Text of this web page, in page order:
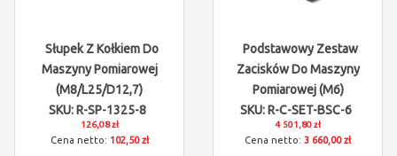
Słupek Z Kołkiem Do
Maszyny Pomiarowej
(M8/L25/D12,7)
SKU: R-SP-1325-8
126,08 zł
102,50 zł
Podstawowy Zestaw
Zacisków Do Maszyny
Pomiarowej (M6)
SKU: R-C-SET-BSC-6
4 501,80 zł
3 660,00 zł